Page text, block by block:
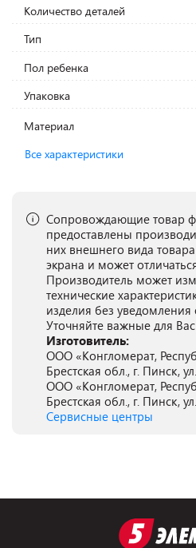
Количество деталей
Тип
Пол ребенка
Упаковка
Материал
Все характеристики
Сопровождающие товар
предоставлены
них внешнего вида
экрана и может
Производитель может
технические
изделия без
Уточняйте важные для
Изготовитель:
ООО «Конгломерат,
Брестская обл., г. Пинск,
ООО «Конгломерат,
Брестская обл., г. Пинск,
Сервисные центры